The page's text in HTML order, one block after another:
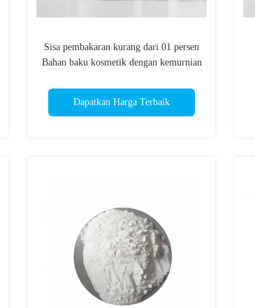
Sisa pembakaran kurang dari 01 persen
Bahan baku kosmetik dengan kemurnian
perawatan kulit
Dapatkan Harga Terbaik